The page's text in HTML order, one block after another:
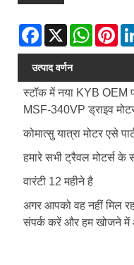
Facebook
X
उत्पाद वर्णन
स्टॉक में नया KYB OEM
MSF-340VP ड्राइव
कोमात्सु यात्रा मोटर एसे
हमारे सभी ट्रैवल मोटर्स के
वारंटी 12 महीने है
अगर आपको वह नहीं मिल
संपर्क करें और हम खोजने में